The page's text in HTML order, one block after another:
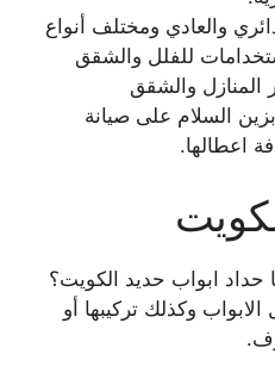
والعادي ومختلف أنواع
للفلل والشقق
المنازل والشقق
السلام على صيانة
اعطالها.
حداد ابواب حديد الكويت؟
وكذلك تركيبها أو